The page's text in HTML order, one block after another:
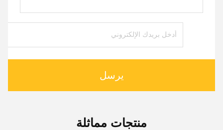
يرسل
منتجات مماثلة